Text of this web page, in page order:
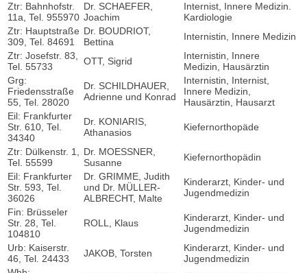
Ztr: Bahnhofstr.
11a, Tel. 955970
Dr. SCHAEFER,
Joachim
Internist, Innere Medizin.
Kardiologie
Ztr: Hauptstraße
309, Tel. 84691
Dr. BOUDRIOT,
Bettina
Internistin, Innere Medizin
Ztr: Josefstr. 83,
Tel. 55733
OTT, Sigrid
Internistin, Innere
Medizin, Hausärztin
Grg:
Friedensstraße
55, Tel. 28020
Dr. SCHILDHAUER,
Adrienne und Konrad
Internistin, Internist,
Innere Medizin,
Hausärztin, Hausarzt
Eil: Frankfurter
Str. 610, Tel.
34340
Dr. KONIARIS,
Athanasios
Kiefernorthopäde
Ztr: Dülkenstr. 1,
Tel. 55599
Dr. MOESSNER,
Susanne
Kiefernorthopädin
Eil: Frankfurter
Str. 593, Tel.
36026
Dr. GRIMME, Judith
und Dr. MÜLLER-
ALBRECHT, Malte
Kinderarzt, Kinder- und
Jugendmedizin
Fin: Brüsseler
Str. 28, Tel.
104810
ROLL, Klaus
Kinderarzt, Kinder- und
Jugendmedizin
Urb: Kaiserstr.
46, Tel. 24433
JAKOB, Torsten
Kinderarzt, Kinder- und
Jugendmedizin